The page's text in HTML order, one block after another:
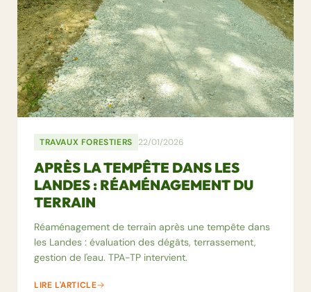
TRAVAUX FORESTIERS 22/01/2026
APRÈS LA TEMPÊTE DANS LES
LANDES : RÉAMÉNAGEMENT DU
TERRAIN
Réaménagement de terrain après une tempête dans
les Landes : évaluation des dégâts, terrassement,
gestion de l'eau. TPA-TP intervient.
LIRE L'ARTICLE